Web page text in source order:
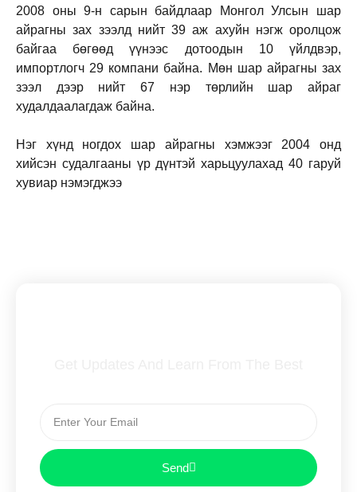
2008 оны 9-н сарын байдлаар Монгол Улсын шар
айрагны зах зээлд нийт 39 аж ахуйн нэгж оролцож
байгаа бөгөөд үүнээс дотоодын 10 үйлдвэр,
импортлогч 29 компани байна. Мөн шар айрагны зах
зээл дээр нийт 67 нэр төрлийн шар айраг
худалдаалагдаж байна.
Нэг хүнд ногдох шар айрагны хэмжээг 2004 онд
хийсэн судалгааны үр дүнтэй харьцуулахад 40 гаруй
хувиар нэмэгджээ
Send